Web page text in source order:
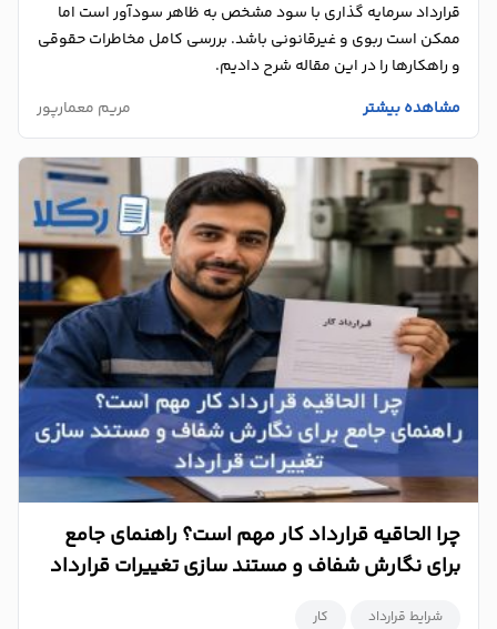
قرارداد سرمایه گذاری با سود مشخص به ظاهر سودآور است اما
ممکن است ربوی و غیرقانونی باشد. بررسی کامل مخاطرات حقوقی
و راهکارها را در این مقاله شرح دادیم.
مشاهده بیشتر
مریم معمارپور
چرا الحاقیه قرارداد کار مهم است؟ راهنمای جامع
برای نگارش شفاف و مستند سازی تغییرات قرارداد
شرایط قرارداد کار